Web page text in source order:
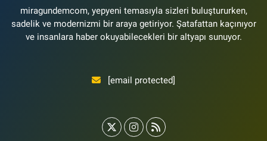
0 (212) 663 11 97
miragundemcom, yepyeni temasıyla sizleri buluştururken,
sadelik ve modernizmi bir araya getiriyor. Şatafattan kaçınıyor
ve insanlara haber okuyabilecekleri bir altyapı sunuyor.
[email protected]